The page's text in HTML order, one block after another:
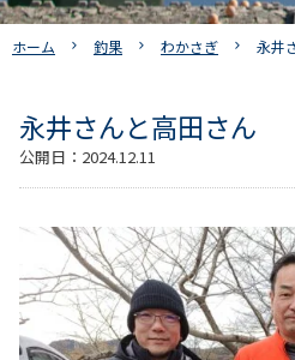
ホーム 釣果 わかさぎ 永井
永井さんと高田さん
公開日： 2024.12.11